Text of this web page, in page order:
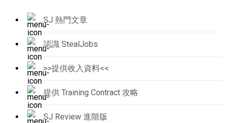
SJ 熱門文章
認識 StealJobs
>>提供收入資料<<
提供 Training Contract 攻略
SJ Review 進階版